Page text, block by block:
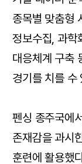
종목별 맞춤형
정보수집, 과학
대응체계 구축
경기를 치를 수
펜싱 종주국에
존재감을 과시
훈련에 활용했